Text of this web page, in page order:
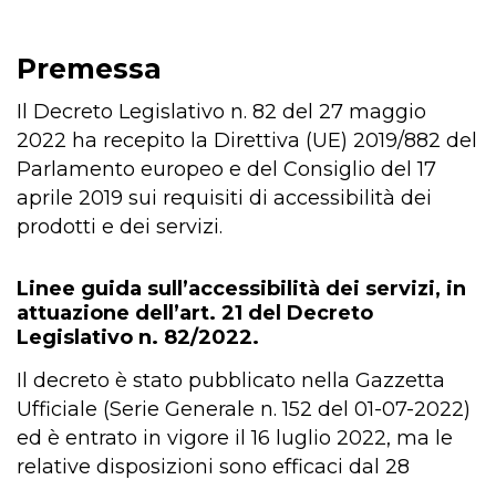
Premessa
Il Decreto Legislativo n. 82 del 27 maggio
2022 ha recepito la Direttiva (UE) 2019/882 del
Parlamento europeo e del Consiglio del 17
aprile 2019 sui requisiti di accessibilità dei
prodotti e dei servizi.
Linee guida sull’accessibilità dei servizi, in
attuazione dell’art. 21 del Decreto
Legislativo n. 82/2022.
Il decreto è stato pubblicato nella Gazzetta
Ufficiale (Serie Generale n. 152 del 01-07-2022)
ed è entrato in vigore il 16 luglio 2022, ma le
relative disposizioni sono efficaci dal 28